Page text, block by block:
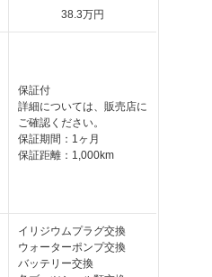
38.3万円
保証付
詳細については、販売店に
ご確認ください。
保証期間：1ヶ月
保証距離：1,000km
イリジウムプラグ交換
ウォーターポンプ交換
バッテリー交換